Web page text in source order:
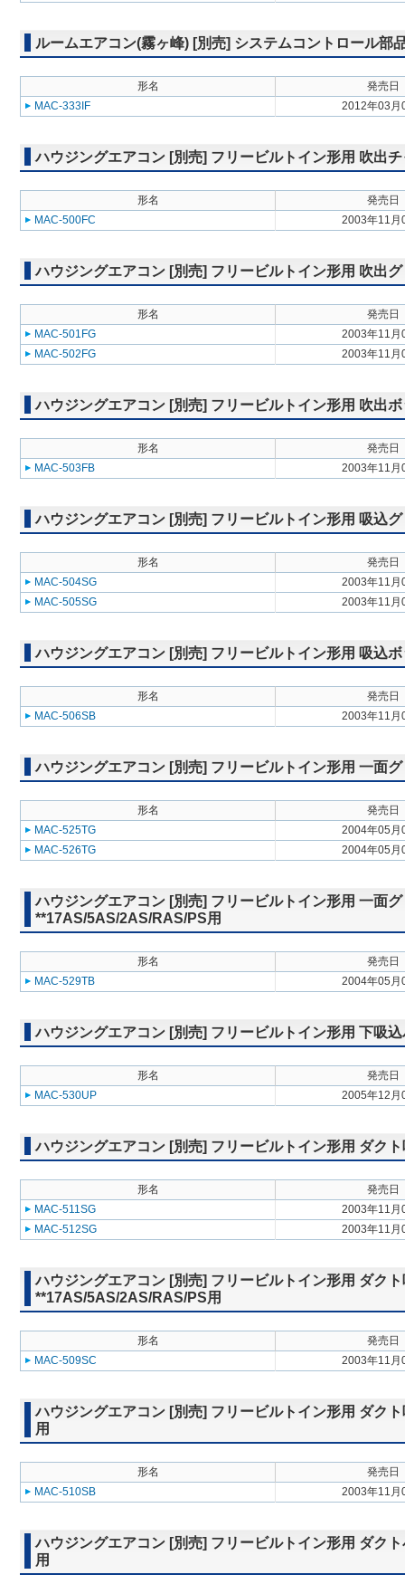
ルームエアコン(霧ヶ峰) [別売] システムコントロール部
形名
発売日
MAC-333IF
2012年03月
ハウジングエアコン [別売] フリービルトイン形用 吹
形名
発売日
MAC-500FC
2003年11月
ハウジングエアコン [別売] フリービルトイン形用 吹
形名
発売日
MAC-501FG
2003年11月
MAC-502FG
2003年11月
ハウジングエアコン [別売] フリービルトイン形用 吹
形名
発売日
MAC-503FB
2003年11月
ハウジングエアコン [別売] フリービルトイン形用 吸
形名
発売日
MAC-504SG
2003年11月
MAC-505SG
2003年11月
ハウジングエアコン [別売] フリービルトイン形用 吸
形名
発売日
MAC-506SB
2003年11月
ハウジングエアコン [別売] フリービルトイン形用 一
形名
発売日
MAC-525TG
2004年05月
MAC-526TG
2004年05月
ハウジングエアコン [別売] フリービルトイン形用 一面
**17AS/5AS/2AS/RAS/PS用
形名
発売日
MAC-529TB
2004年05月
ハウジングエアコン [別売] フリービルトイン形用 下
形名
発売日
MAC-530UP
2005年12月
ハウジングエアコン [別売] フリービルトイン形用 ダク
形名
発売日
MAC-511SG
2003年11月
MAC-512SG
2003年11月
ハウジングエアコン [別売] フリービルトイン形用 ダク
**17AS/5AS/2AS/RAS/PS用
形名
発売日
MAC-509SC
2003年11月
ハウジングエアコン [別売] フリービルトイン形用 ダク
用
形名
発売日
MAC-510SB
2003年11月
ハウジングエアコン [別売] フリービルトイン形用 ダク
用